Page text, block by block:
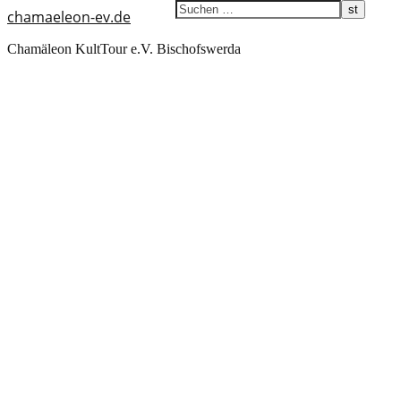
chamaeleon-ev.de
Chamäleon KultTour e.V. Bischofswerda